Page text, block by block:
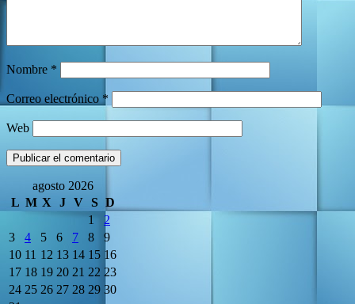
Nombre *
Correo electrónico *
Web
agosto 2026
L M X J V S D
1
2
3
4 5 6 7 8
9
10 11 12 13 14 15 16
17 18 19 20 21 22 23
24 25 26 27 28 29 30